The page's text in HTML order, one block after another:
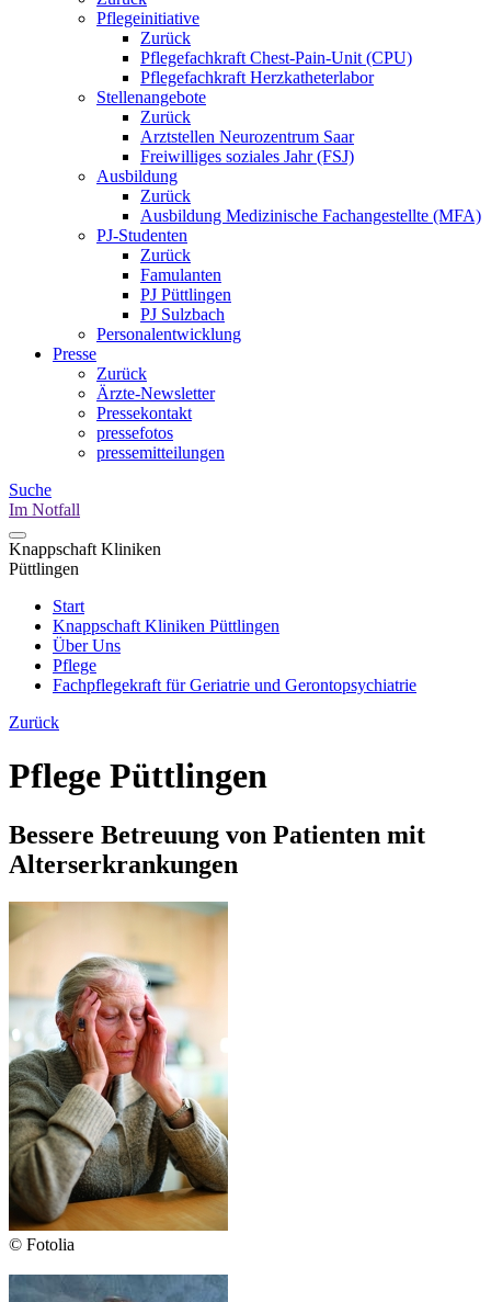
Pflegeinitiative
Zurück
Pflegefachkraft Chest-Pain-Unit (CPU)
Pflegefachkraft Herzkatheterlabor
Stellenangebote
Zurück
Arztstellen Neurozentrum Saar
Freiwilliges soziales Jahr (FSJ)
Ausbildung
Zurück
Ausbildung Medizinische Fachangestellte (MFA)
PJ-Studenten
Zurück
Famulanten
PJ Püttlingen
PJ Sulzbach
Personalentwicklung
Presse
Zurück
Ärzte-Newsletter
Pressekontakt
pressefotos
pressemitteilungen
Suche
Im Notfall
Knappschaft Kliniken
Püttlingen
Start
Knappschaft Kliniken Püttlingen
Über Uns
Pflege
Fachpflegekraft für Geriatrie und Gerontopsychiatrie
Zurück
Pflege Püttlingen
Bessere Betreuung von Patienten mit
Alterserkrankungen
© Fotolia